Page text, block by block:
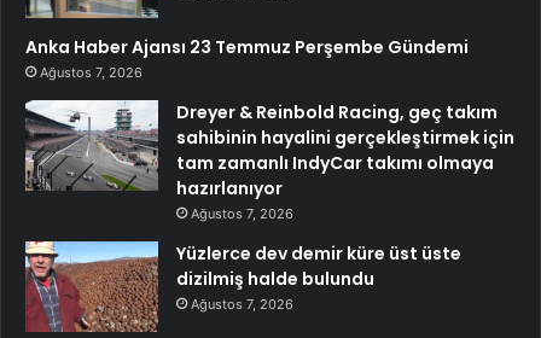
Anka Haber Ajansı 23 Temmuz Perşembe Gündemi
Ağustos 7, 2026
Dreyer & Reinbold Racing, geç takım
sahibinin hayalini gerçekleştirmek için
tam zamanlı IndyCar takımı olmaya
hazırlanıyor
Ağustos 7, 2026
Yüzlerce dev demir küre üst üste
dizilmiş halde bulundu
Ağustos 7, 2026